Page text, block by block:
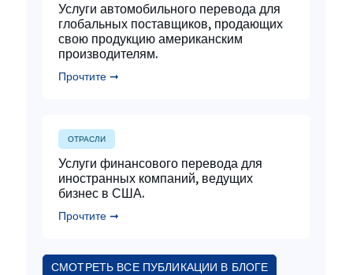
Услуги автомобильного перевода для
глобальных поставщиков, продающих
свою продукцию американским
производителям.
Прочтите ➞
ОТРАСЛИ
Услуги финансового перевода для
иностранных компаний, ведущих
бизнес в США.
Прочтите ➞
СМОТРЕТЬ ВСЕ ПУБЛИКАЦИИ В БЛОГЕ